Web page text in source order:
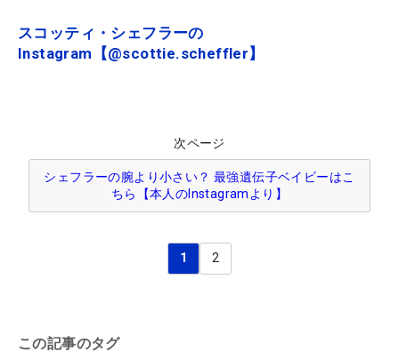
スコッティ・シェフラーの
Instagram【@scottie.scheffler】
次ページ
シェフラーの腕より小さい？ 最強遺伝子ベイビーはこ
ちら【本人のInstagramより】
1 2
この記事のタグ